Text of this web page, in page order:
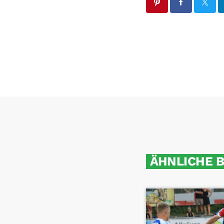
ÄHNLICHE